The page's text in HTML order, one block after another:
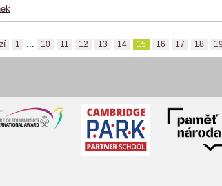
1 10 11 12 13 14 15 16 17 18 19